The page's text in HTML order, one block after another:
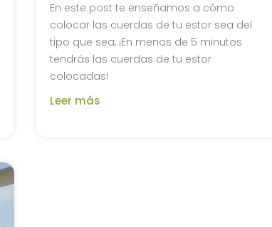
En este post te enseñamos a cómo
colocar las cuerdas de tu estor sea del
tipo que sea, ¡En menos de 5 minutos
tendrás las cuerdas de tu estor
colocadas!
Leer más